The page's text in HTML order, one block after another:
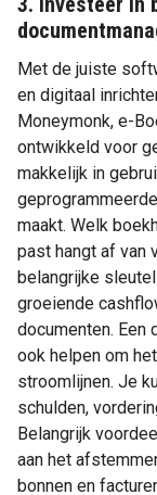
Met de juiste
en digitaal
Moneymonk, e-
ontwikkeld voor
makkelijk in
maakt. Welk
past hangt af van
belangrijke
groeiende
documenten. Een
ook helpen om
stroomlijnen. Je
schulden,
Belangrijk
aan het
bonnen en